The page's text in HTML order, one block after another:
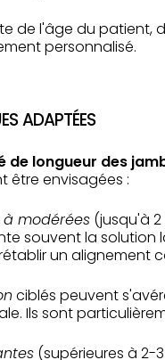
de l'âge du patient,
personnalisé.
ADAPTÉES
de longueur des
être envisagées :
modérées (jusqu'à
souvent la solution
un alignement
ciblés peuvent
Ils sont
(supérieures à 2-